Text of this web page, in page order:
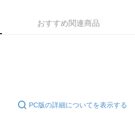
て
要です。商品はご指定の住所に配送されま
支払い通知のSMSが届きます。アプリ会員
コンビニ、またはATM/オンラインバンキン
おすすめ関連商品
PC版の詳細についてを表示する